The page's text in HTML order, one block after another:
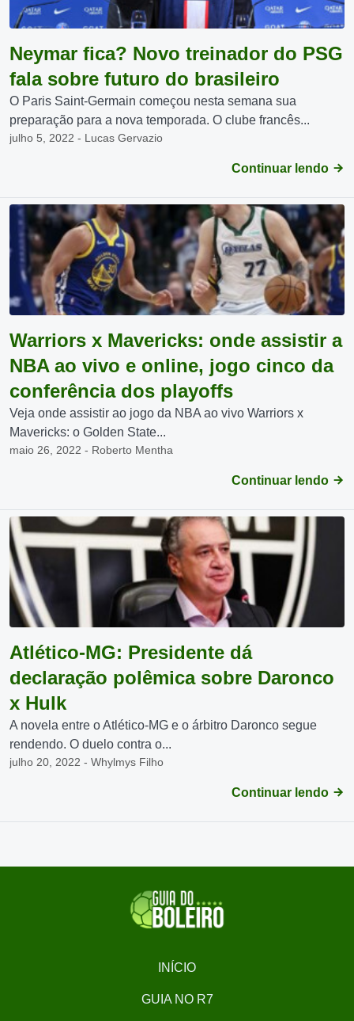
Neymar fica? Novo treinador do PSG
fala sobre futuro do brasileiro
O Paris Saint-Germain começou nesta semana sua
preparação para a nova temporada. O clube francês...
julho 5, 2022 - Lucas Gervazio
Continuar lendo
Warriors x Mavericks: onde assistir a
NBA ao vivo e online, jogo cinco da
conferência dos playoffs
Veja onde assistir ao jogo da NBA ao vivo Warriors x
Mavericks: o Golden State...
maio 26, 2022 - Roberto Mentha
Continuar lendo
Atlético-MG: Presidente dá
declaração polêmica sobre Daronco
x Hulk
A novela entre o Atlético-MG e o árbitro Daronco segue
rendendo. O duelo contra o...
julho 20, 2022 - Whylmys Filho
Continuar lendo
INÍCIO
GUIA NO R7